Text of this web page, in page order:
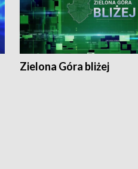
Zielona Góra bliżej